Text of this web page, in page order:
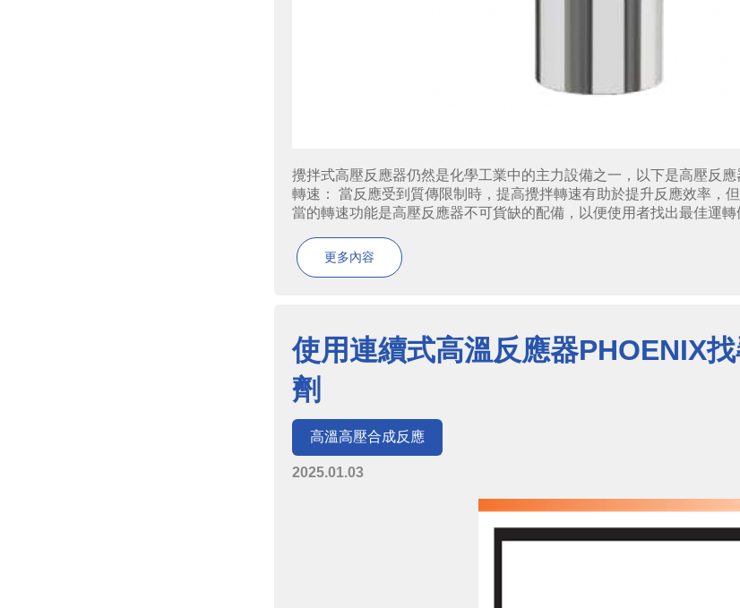
攪拌式高壓反應器仍然是化學工業中的主力設備之一，以下是高壓反
轉速： 當反應受到質傳限制時，提高攪拌轉速有助於提升反應效率，
當的轉速功能是高壓反應器不可貨缺的配備，以便使用者找出最佳運轉
更多內容
使用連續式高溫反應器PHOENIX
劑
高溫高壓合成反應
2025.01.03